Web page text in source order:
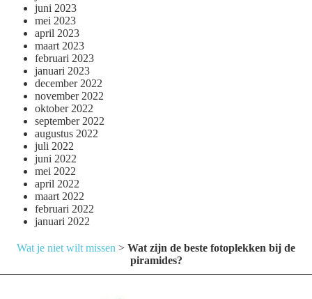
juni 2023
mei 2023
april 2023
maart 2023
februari 2023
januari 2023
december 2022
november 2022
oktober 2022
september 2022
augustus 2022
juli 2022
juni 2022
mei 2022
april 2022
maart 2022
februari 2022
januari 2022
Wat je niet wilt missen > Wat zijn de beste fotoplekken bij de
piramides?